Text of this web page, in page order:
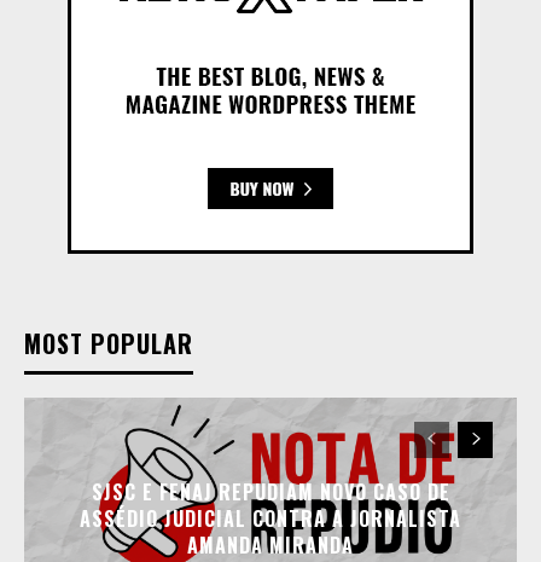
MOST POPULAR
SJSC E FENAJ REPUDIAM NOVO CASO DE
ASSÉDIO JUDICIAL CONTRA A JORNALISTA
AMANDA MIRANDA